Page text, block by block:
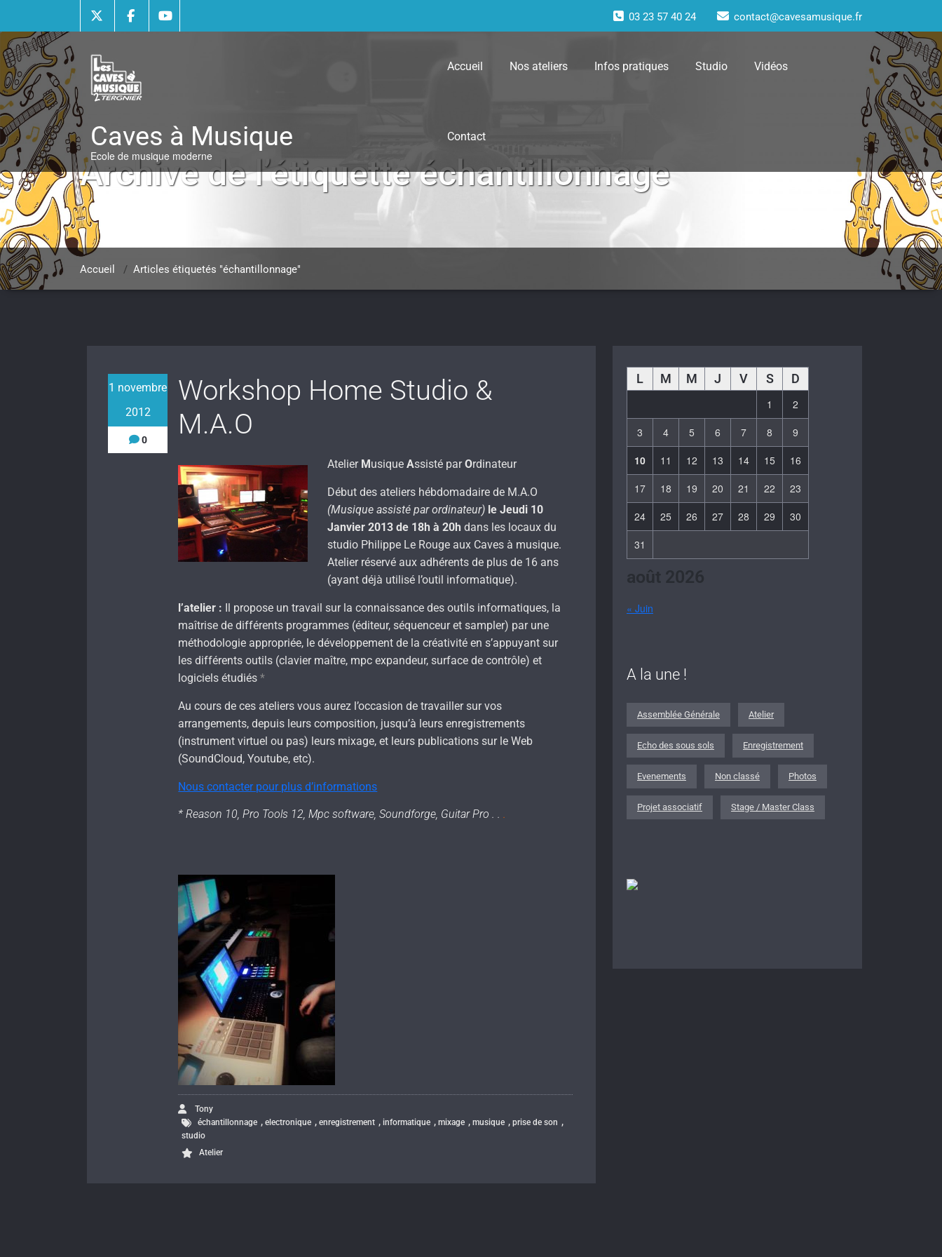
content
03 23 57 40 24 contact@cavesamusique.fr
Caves à Musique
Ecole de musique moderne
Accueil Nos ateliers Infos pratiques Studio Vidéos
Contact
Archive de l’étiquetteéchantillonnage
Accueil / Articles étiquetés "échantillonnage"
1 novembre
2012
0
Workshop Home Studio &
M.A.O
Atelier Musique Assisté parOrdinateur
Début des ateliers hébdomadaire de M.A.O
(Musique assisté par ordinateur) le Jeudi 10
Janvier 2013 de 18h à 20h dans les locaux du
studio Philippe Le Rouge aux Caves à musique.
Atelier réservé aux adhérents de plus de 16 ans
(ayant déjà utilisé l’outil informatique).
l’atelier : Il propose un travail sur la connaissance des outils informatiques, la
maîtrise de différents programmes (éditeur, séquenceur et sampler) par une
méthodologie appropriée, le développement de la créativité en s’appuyant sur
les différents outils (clavier maître, mpc expandeur, surface de contrôle) et
logiciels étudiés *
Au cours de ces ateliers vous aurez l’occasion de travailler sur vos
arrangements, depuis leurs composition, jusqu’à leurs enregistrements
(instrument virtuel ou pas) leurs mixage, et leurs publications sur le Web
(SoundCloud, Youtube, etc).
Nous contacter pour plus d’informations
* Reason 10, Pro Tools 12, Mpc software, Soundforge, Guitar Pro . . .
Tony
échantillonnage ,electronique ,enregistrement ,informatique ,mixage ,musique ,prise de son ,
studio
Atelier
août 2026
L M M J V S D
1
2
3
4 5 6 7 8
9
10
11 12 13 14 15
16
17
18 19 20 21 22
23
24
25 26 27 28 29
30
31
« Juin
A la une !
Assemblée Générale Atelier
Echo des sous sols Enregistrement
Evenements Non classé Photos
Projet associatif Stage / Master Class